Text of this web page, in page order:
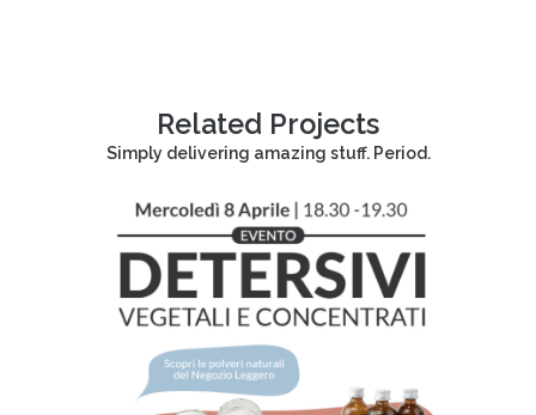
Related Projects
Simply delivering amazing stuff. Period.